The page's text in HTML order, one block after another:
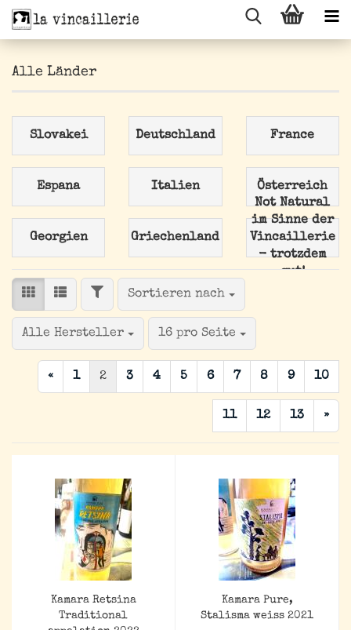
Alle Länder
Slovakei Deutschland France
Espana Italien Österreich
Georgien Griechenland
Not Natural
im Sinne der
Vincaillerie
- trotzdem
gut!
FILTERSortieren nach
Sortieren nach
Alle Hersteller 16 pro Seite
pro Seite
« 1 2 3 4 5 6 7 8 9 10
11 12 13 »
Kamara Retsina
Traditional
Kamara Pure,
Stalisma weiss 2021